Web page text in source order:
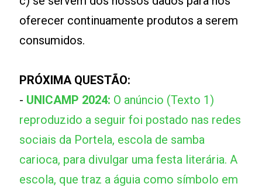
oferecer continuamente produtos a serem
consumidos.
PRÓXIMA QUESTÃO:
- UNICAMP 2024: O anúncio (Texto 1)
reproduzido a seguir foi postado nas redes
sociais da Portela, escola de samba
carioca, para divulgar uma festa literária. A
escola, que traz a águia como símbolo em